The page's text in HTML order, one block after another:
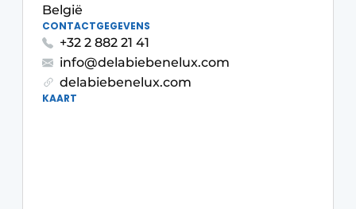
Privacy / Cookie statement
Vacature aanmelden
Video’s
België
CONTACTGEGEVENS
+32 2 882 21 41
info@delabiebenelux.com
delabiebenelux.com
KAART